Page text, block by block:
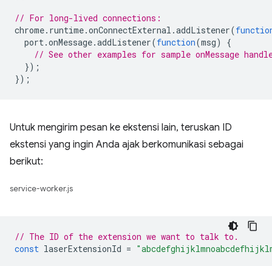
// For long-lived connections:
chrome. runtime.onConnectExternal .addListener(
port.onMessage.addListener(function(msg)
{
// See other examples for sample onMessage
});
});
Untuk mengirim pesan ke ekstensi lain, teruskan ID
ekstensi yang ingin Anda ajak berkomunikasi sebagai
berikut:
service-worker.js
// The ID of the extension we want to talk to.
const laserExtensionId =